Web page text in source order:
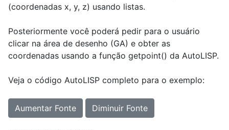
(coordenadas x, y, z) usando listas.
Posteriormente você poderá pedir para o usuário
clicar na área de desenho (GA) e obter as
coordenadas usando a função getpoint() da AutoLISP.
Veja o código AutoLISP completo para o exemplo:
Aumentar Fonte Diminuir Fonte